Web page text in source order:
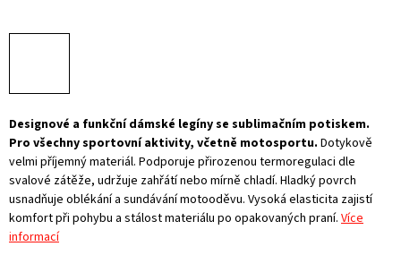
Designové a funkční dámské legíny se sublimačním potiskem.
Pro všechny sportovní aktivity, včetně motosportu. Dotykově
velmi příjemný materiál. Podporuje přirozenou termoregulaci dle
svalové zátěže, udržuje zahřátí nebo mírně chladí. Hladký povrch
usnadňuje oblékání a sundávání motooděvu. Vysoká elasticita zajistí
komfort při pohybu a stálost materiálu po opakovaných praní. Více
informací